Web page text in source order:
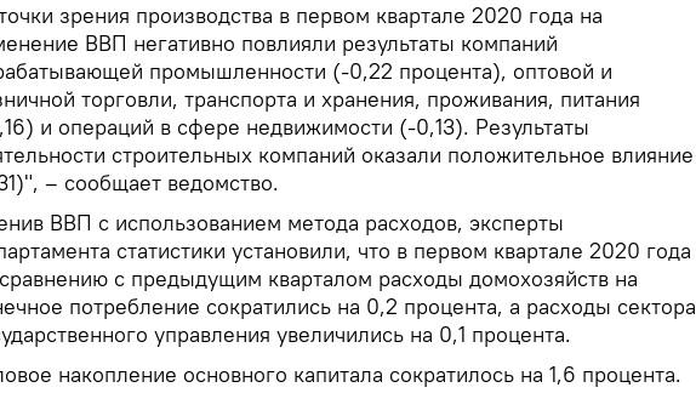
зрения производства в первом квартале 2020 года на
ВВП негативно повлияли результаты компаний
промышленности (-0,22 процента), оптовой и
торговли, транспорта и хранения, проживания, питания
и операций в сфере недвижимости (-0,13). Результаты
строительных компаний оказали положительное влияние
– сообщает ведомство.
ВВП с использованием метода расходов, эксперты
статистики установили, что в первом квартале 2020 года
с предыдущим кварталом расходы домохозяйств на
потребление сократились на 0,2 процента, а расходы сектора
управления увеличились на 0,1 процента.
накопление основного капитала сократилось на 1,6 процента.